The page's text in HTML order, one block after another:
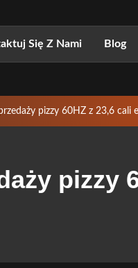
Się Z Nami Blog
pizzy 60HZ z 23,6 cali
pizzy